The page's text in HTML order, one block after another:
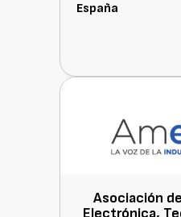
España
Asociación
Electrónica,